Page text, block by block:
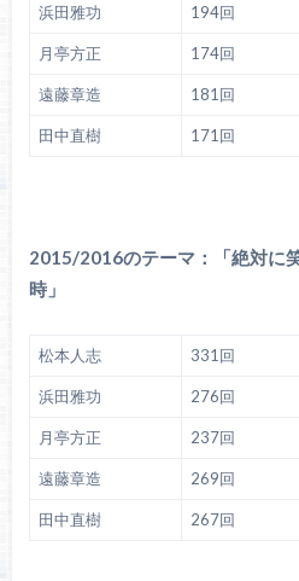
浜田雅功 194回
月亭方正 174回
遠藤章造 181回
田中直樹 171回
2015/2016のテーマ：「絶対に
時」
松本人志 331回
浜田雅功 276回
月亭方正 237回
遠藤章造 269回
田中直樹 267回